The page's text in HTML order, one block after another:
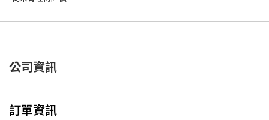
公司資訊
訂單資訊